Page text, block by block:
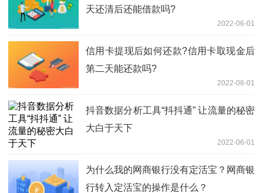
天还清后还能借款吗?
2022-06-01
信用卡提现后如何还款?信用卡取现金后
第二天能还款吗?
2022-06-01
抖音数据分析工具“抖抖通” 让流量的秘密
大白于天下
2022-06-01
为什么我的网商银行没有定活宝？网商银
行转入定活宝的操作是什么？